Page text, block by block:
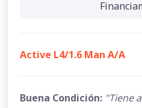
Active L4/1.6 Man A/A
Buena Condición: "Tiene